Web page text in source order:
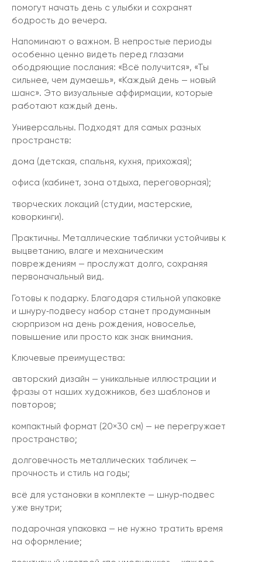
помогут начать день с улыбки и сохранят
бодрость до вечера.
Напоминают о важном. В непростые периоды
особенно ценно видеть перед глазами
ободряющие послания: «Всё получится», «Ты
сильнее, чем думаешь», «Каждый день — новый
шанс». Это визуальные аффирмации, которые
работают каждый день.
Универсальны. Подходят для самых разных
пространств:
дома (детская, спальня, кухня, прихожая);
офиса (кабинет, зона отдыха, переговорная);
творческих локаций (студии, мастерские,
коворкинги).
Практичны. Металлические таблички устойчивы к
выцветанию, влаге и механическим
повреждениям — прослужат долго, сохраняя
первоначальный вид.
Готовы к подарку. Благодаря стильной упаковке
и шнуру‑подвесу набор станет продуманным
сюрпризом на день рождения, новоселье,
повышение или просто как знак внимания.
Ключевые преимущества:
авторский дизайн — уникальные иллюстрации и
фразы от наших художников, без шаблонов и
повторов;
компактный формат (20×30 см) — не перегружает
пространство;
долговечность металлических табличек —
прочность и стиль на годы;
всё для установки в комплекте — шнур‑подвес
уже внутри;
подарочная упаковка — не нужно тратить время
на оформление;